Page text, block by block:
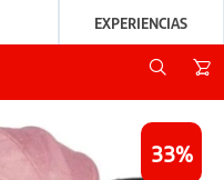
EXPERIENCIAS
33